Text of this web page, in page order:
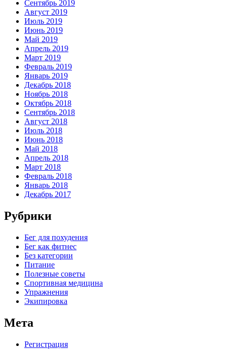
Сентябрь 2019
Август 2019
Июль 2019
Июнь 2019
Май 2019
Апрель 2019
Март 2019
Февраль 2019
Январь 2019
Декабрь 2018
Ноябрь 2018
Октябрь 2018
Сентябрь 2018
Август 2018
Июль 2018
Июнь 2018
Май 2018
Апрель 2018
Март 2018
Февраль 2018
Январь 2018
Декабрь 2017
Рубрики
Бег для похудения
Бег как фитнес
Без категории
Питание
Полезные советы
Спортивная медицина
Упражнения
Экипировка
Мета
Регистрация